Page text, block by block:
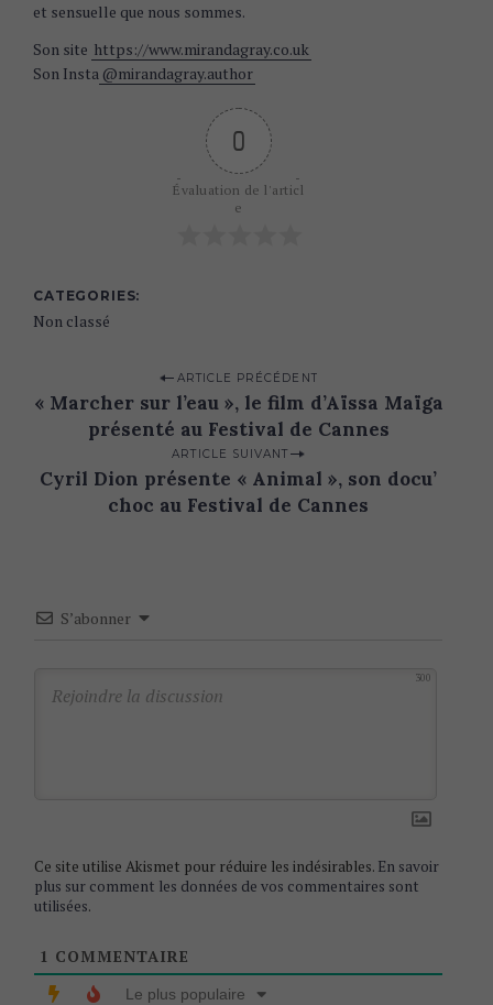
et sensuelle que nous sommes.
Son site https://www.mirandagray.co.uk
Son Insta @mirandagray.author
0
Évaluation de l'articl
e
CATEGORIES
Non classé
o
t
i
ARTICLE PRÉCÉDENT
« Marcher sur l’eau », le film d’Aïssa Maïga
présenté au Festival de Cannes
ARTICLE SUIVANT
Cyril Dion présente « Animal », son docu’
choc au Festival de Cannes
S’abonner
300
Ce site utilise Akismet pour réduire les indésirables. En savoir
plus sur comment les données de vos commentaires sont
utilisées.
1 COMMENTAIRE
Le plus populaire